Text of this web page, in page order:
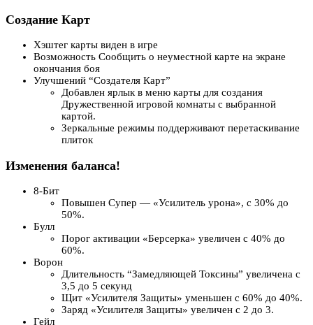
Создание Карт
Хэштег карты виден в игре
Возможность Сообщить о неуместной карте на экране
окончания боя
Улучшений “Создателя Карт”
Добавлен ярлык в меню карты для создания
Дружественной игровой комнаты с выбранной
картой.
Зеркальные режимы поддерживают перетаскивание
плиток
Изменения баланса!
8-Бит
Повышен Супер — «Усилитель урона», с 30% до
50%.
Булл
Порог активации «Берсерка» увеличен с 40% до
60%.
Ворон
Длительность “Замедляющей Токсины” увеличена с
3,5 до 5 секунд
Щит «Усилителя Защиты» уменьшен с 60% до 40%.
Заряд «Усилителя Защиты» увеличен с 2 до 3.
Гейл